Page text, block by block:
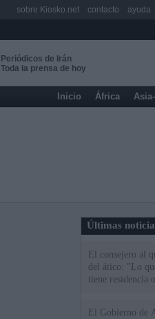
Periódicos de Irán
Toda la prensa de hoy
Inicio África
Últimas
El consejero al
del ático: "Lo
tiene residencia
El Gobierno de
sobre Kiosko.net contacto ayuda